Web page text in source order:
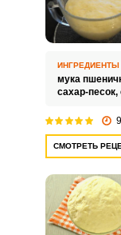
ИНГРЕДИЕНТЫ
мука
сахар-песок,
СМОТРЕТЬ